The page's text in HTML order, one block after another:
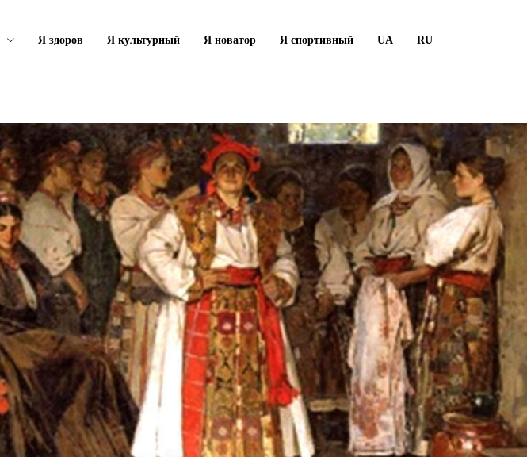
Я здоров Я культурный Я новатор Я спортивный UA RU